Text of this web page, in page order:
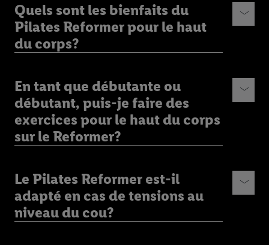
Quels sont les bienfaits du
Pilates Reformer pour le haut
du corps?
En tant que débutante ou
débutant, puis-je faire des
exercices pour le haut du corps
sur le Reformer?
Le Pilates Reformer est-il
adapté en cas de tensions au
niveau du cou?